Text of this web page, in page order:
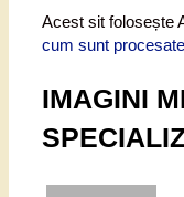
Acest sit folosește
cum sunt
IMAGINI